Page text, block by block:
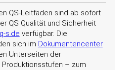
QS-Leitfäden sind ab sofort
QS Qualität und Sicherheit
s.de verfügbar. Die
sich im Dokumentencenter
Unterseiten der
– zum